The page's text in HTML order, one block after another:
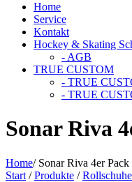
Home
Service
Kontakt
Hockey & Skating
- AGB
TRUE CUSTOM
- TRUE
- TRUE
Sonar Riva
Home/Sonar Riva 4er Pack
Start /Produkte /Rollschuhe